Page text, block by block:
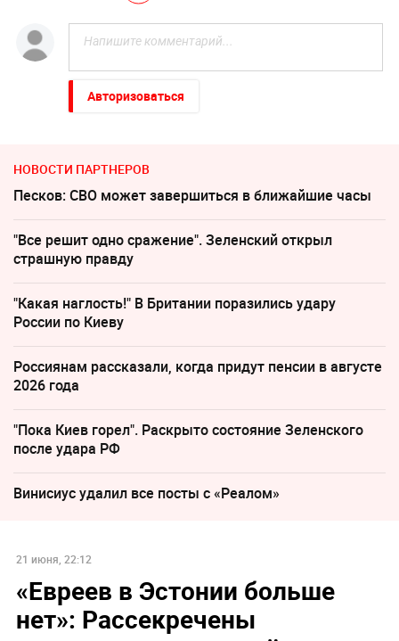
Авторизоваться
НОВОСТИ ПАРТНЕРОВ
Песков: СВО может завершиться в ближайшие часы
"Все решит одно сражение". Зеленский открыл
страшную правду
"Какая наглость!" В Британии поразились удару
России по Киеву
Россиянам рассказали, когда придут пенсии в августе
2026 года
"Пока Киев горел". Раскрыто состояние Зеленского
после удара РФ
Винисиус удалил все посты с «Реалом»
21 июня, 22:12
«Евреев в Эстонии больше
нет»: Рассекречены